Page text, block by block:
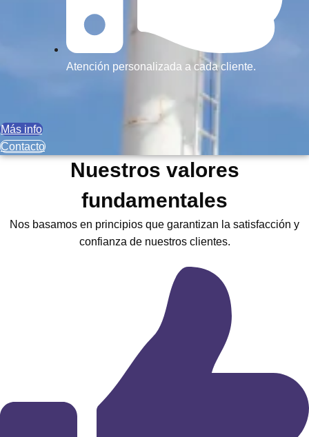
Atención personalizada a cada cliente.
Más info
Contacto
Nuestros valores
fundamentales
Nos basamos en principios que garantizan la satisfacción y
confianza de nuestros clientes.